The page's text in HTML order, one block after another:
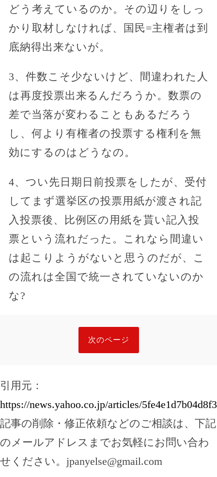
どう考えているのか。その辺りをしっ
かり取材しなければ、国民=主権者は到
底納得出来ないが。
3、件数こそ少ないけど、間違われた人
は再度投票出来るんだろうか。数票の
差で当落が変わることもあるだろう
し、何より有権者の投票する権利を無
効にするのはどうなの。
4、つい先日期日前投票をしたが、受付
してまず選挙区の投票用紙が渡され記
入投票後、比例区の用紙を貰い記入投
票という流れだった。これなら間違い
は起こりようがないと思うのだが、こ
の流れは全国で統一されていないのか
な?
次のページ
引用元：
https://news.yahoo.co.jp/articles/
記事の削除・修正依頼などのご相談は、下記
のメールアドレスまでお気軽にお問い合わ
せください。 jpanyelse@gmail.com